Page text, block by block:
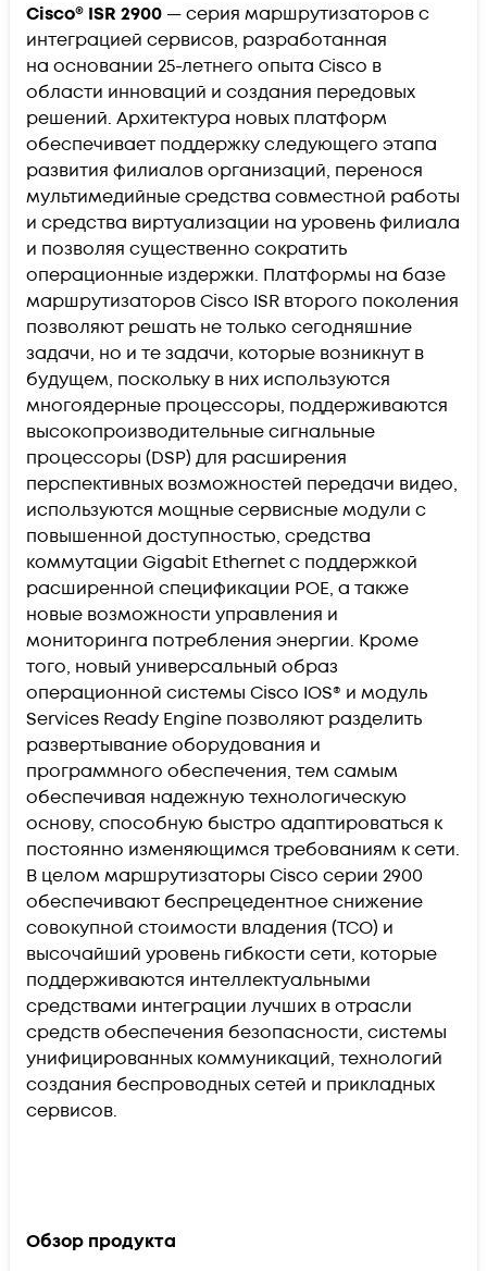
Cisco® ISR 2900 — серия маршрутизаторов с
интеграцией сервисов, разработанная
на основании 25-летнего опыта Cisco в
области инноваций и создания передовых
решений. Архитектура новых платформ
обеспечивает поддержку следующего этапа
развития филиалов организаций, перенося
мультимедийные средства совместной работы
и средства виртуализации на уровень филиала
и позволяя существенно сократить
операционные издержки. Платформы на базе
маршрутизаторов Cisco ISR второго поколения
позволяют решать не только сегодняшние
задачи, но и те задачи, которые возникнут в
будущем, поскольку в них используются
многоядерные процессоры, поддерживаются
высокопроизводительные сигнальные
процессоры (DSP) для расширения
перспективных возможностей передачи видео,
используются мощные сервисные модули с
повышенной доступностью, средства
коммутации Gigabit Ethernet с поддержкой
расширенной спецификации POE, а также
новые возможности управления и
мониторинга потребления энергии. Кроме
того, новый универсальный образ
операционной системы Cisco IOS® и модуль
Services Ready Engine позволяют разделить
развертывание оборудования и
программного обеспечения, тем самым
обеспечивая надежную технологическую
основу, способную быстро адаптироваться к
постоянно изменяющимся требованиям к сети.
В целом маршрутизаторы Cisco серии 2900
обеспечивают беспрецедентное снижение
совокупной стоимости владения (TCO) и
высочайший уровень гибкости сети, которые
поддерживаются интеллектуальными
средствами интеграции лучших в отрасли
средств обеспечения безопасности, системы
унифицированных коммуникаций, технологий
создания беспроводных сетей и прикладных
сервисов.
Обзор продукта